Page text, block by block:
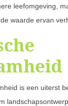
leefomgeving,
waarde ervan
is een uiterst